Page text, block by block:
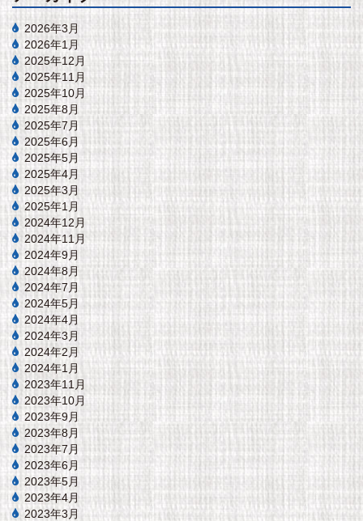
2026年3月
2026年1月
2025年12月
2025年11月
2025年10月
2025年8月
2025年7月
2025年6月
2025年5月
2025年4月
2025年3月
2025年1月
2024年12月
2024年11月
2024年9月
2024年8月
2024年7月
2024年5月
2024年4月
2024年3月
2024年2月
2024年1月
2023年11月
2023年10月
2023年9月
2023年8月
2023年7月
2023年6月
2023年5月
2023年4月
2023年3月